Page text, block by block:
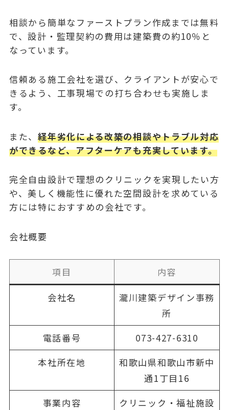
相談から簡単なファーストプラン作成までは無料
で、設計・監理契約の費用は建築費の約10％と
なっています。
信頼ある施工会社を選び、クライアントが安心で
きるよう、工事現場での打ち合わせも実施しま
す。
また、経年劣化による改築の相談やトラブル対応
ができるなど、アフターケアも充実しています。
完全自由設計で理想のクリニックを実現したい方
や、美しく機能性に優れた空間設計を求めている
方 には特におすすめの会社です。
会社概要
項目
内容
会社名
瀧川建築デザイン事務
所
電話番号
073-427-6310
本社所在地
和歌山県和歌山市新中
通1丁目16
事業内容
クリニック・福祉施設